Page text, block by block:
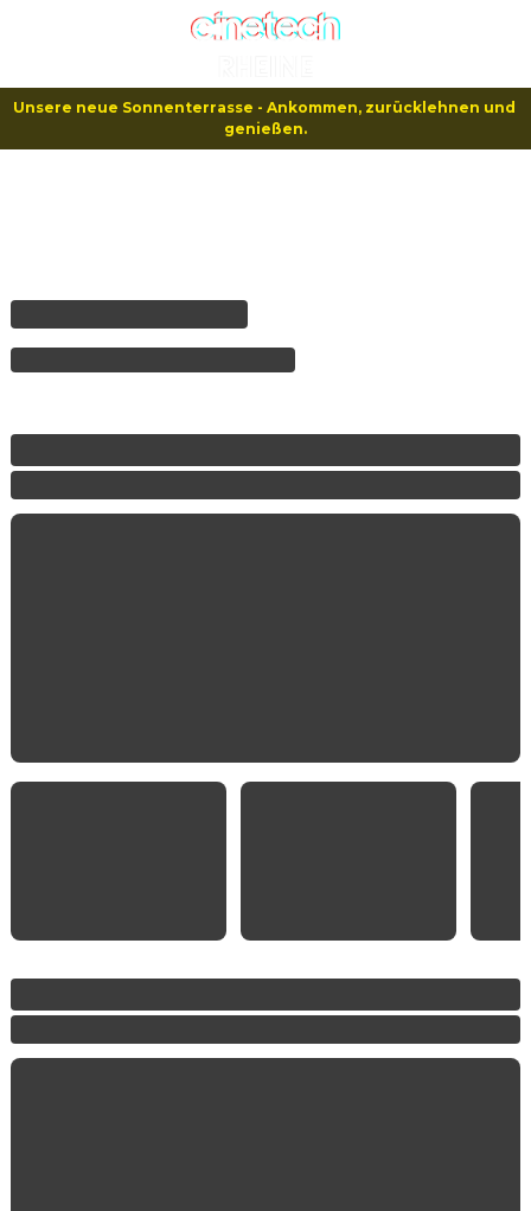
Unsere neue Sonnenterrasse - Ankommen, zurücklehnen und
genießen.